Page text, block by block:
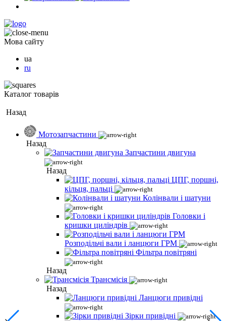
Мова сайту
ua
ru
Каталог товарів
Назад
Мотозапчастини
Назад
Запчастини двигуна
Назад
ЦПГ, поршні,
кільця, пальці
Колінвали і шатуни
Головки і
кришки циліндрів
Розподільчі вали і ланцюги ГРМ
Фільтра повітряні
Назад
Трансмісія
Назад
Ланцюги привідні
Зірки привідні